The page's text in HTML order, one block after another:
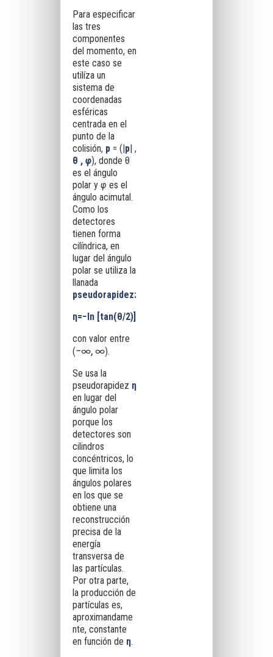
Para especificar
las tres
componentes
del momento, en
este caso se
utilíza un
sistema de
coordenadas
esféricas
centrada en el
punto de la
colisión, p = (|p| ,
θ , φ), donde θ
es el ángulo
polar y φ es el
ángulo acimutal.
Como los
detectores
tienen forma
cilíndrica, en
lugar del ángulo
polar se utiliza la
llanada
pseudorapidez:
η=−ln [tan(θ/2)]
con valor entre
(−∞, ∞).
Se usa la
pseudorapidez η
en lugar del
ángulo polar
porque los
detectores son
cilindros
concéntricos, lo
que limita los
ángulos polares
en los que se
obtiene una
reconstrucción
precisa de la
energía
transversa de
las partículas.
Por otra parte,
la producción de
partículas es,
aproximandame
nte, constante
en función de η.